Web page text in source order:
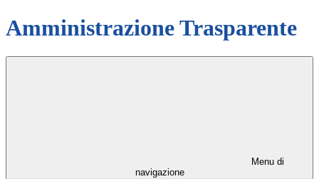
Amministrazione Trasparente
Menu di
navigazione